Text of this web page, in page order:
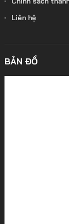
Liên hệ
BẢN ĐỒ